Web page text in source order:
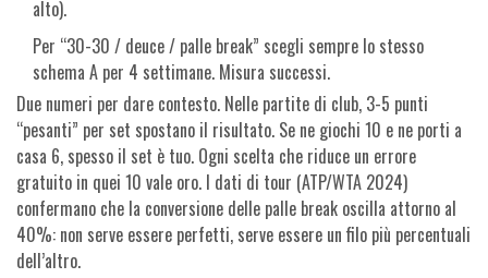
alto).
Per “30-30 / deuce / palle break” scegli sempre lo stesso
schema A per 4 settimane. Misura successi.
Due numeri per dare contesto. Nelle partite di club, 3-5 punti
“pesanti” per set spostano il risultato. Se ne giochi 10 e ne porti a
casa 6, spesso il set è tuo. Ogni scelta che riduce un errore
gratuito in quei 10 vale oro. I dati di tour (ATP/WTA 2024)
confermano che la conversione delle palle break oscilla attorno al
40%: non serve essere perfetti, serve essere un filo più percentuali
dell’altro.